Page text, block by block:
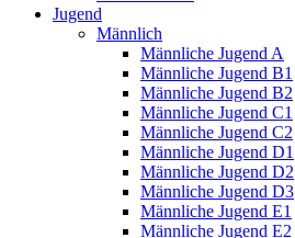
Jugend
Männlich
Männliche Jugend A
Männliche Jugend B1
Männliche Jugend B2
Männliche Jugend C1
Männliche Jugend C2
Männliche Jugend D1
Männliche Jugend D2
Männliche Jugend D3
Männliche Jugend E1
Männliche Jugend E2